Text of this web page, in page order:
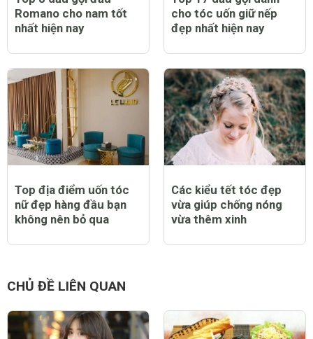
Romano cho nam tốt
nhất hiện nay
cho tóc uốn giữ nếp
đẹp nhất hiện nay
Top địa điểm uốn tóc
nữ đẹp hàng đầu bạn
không nên bỏ qua
Các kiểu tết tóc đẹp
vừa giúp chống nóng
vừa thêm xinh
CHỦ ĐỀ LIÊN QUAN